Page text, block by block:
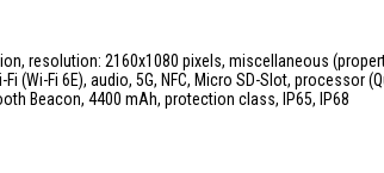
resolution: 2160x1080 pixels, miscellaneous
Fi 6E), audio, 5G, NFC, Micro SD-Slot, processor
Beacon, 4400 mAh, protection class, IP65, IP68